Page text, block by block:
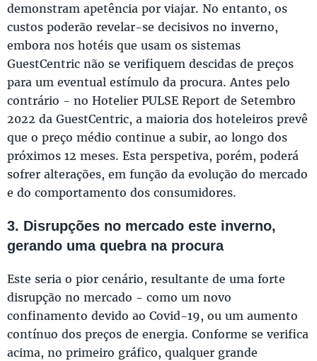
demonstram apetência por viajar. No entanto, os
custos poderão revelar-se decisivos no inverno,
embora nos hotéis que usam os sistemas
GuestCentric não se verifiquem descidas de preços
para um eventual estímulo da procura. Antes pelo
contrário - no Hotelier PULSE Report de Setembro
2022 da GuestCentric, a maioria dos hoteleiros prevê
que o preço médio continue a subir, ao longo dos
próximos 12 meses. Esta perspetiva, porém, poderá
sofrer alterações, em função da evolução do mercado
e do comportamento dos consumidores.
3. Disrupções no mercado este inverno,
gerando uma quebra na procura
Este seria o pior cenário, resultante de uma forte
disrupção no mercado - como um novo
confinamento devido ao Covid-19, ou um aumento
contínuo dos preços de energia. Conforme se verifica
acima, no primeiro gráfico, qualquer grande